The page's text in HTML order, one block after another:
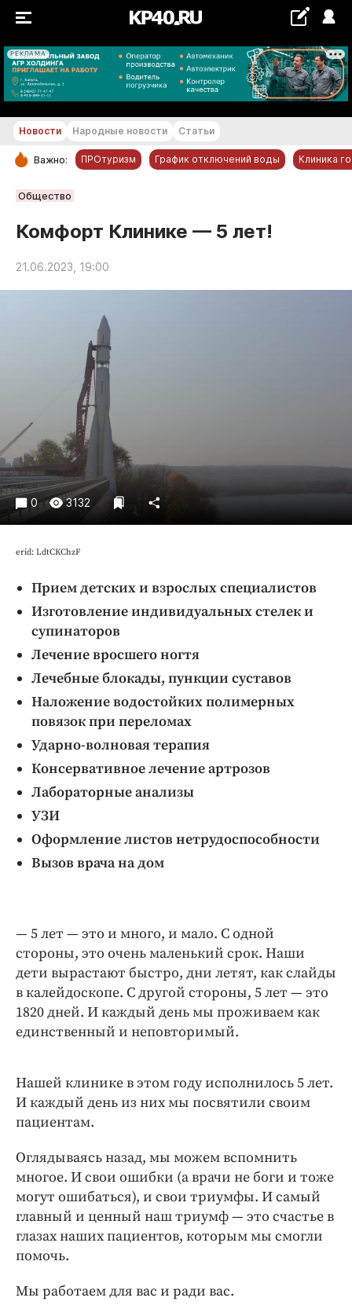
РЕКЛАМА
+28...+29 °С
РУБРИКИ
Обнинск
Новости компаний
Статьи
Народные новости
Авто и транспорт
Благоустройство
Криминал
Культура
Недвижимость и ЖКХ
Образование
Общество
Погода
Праздники
Происшествия
Спорт
ПРОЕКТЫ
Блоги
Издания
Медиаперсона
Интересное чтиво
Клиника года
Бренд года
Работодатель года
Новости Народные новости Статьи
Важно: ПРОтуризм График отключений воды Клиника
Общество
Комфорт Клинике — 5 лет!
21.06.2023, 19:00
0 3132
erid: LdtCKChzF
Прием детских и взрослых специалистов
Изготовление индивидуальных стелек и
супинаторов
Лечение вросшего ногтя
Лечебные блокады, пункции суставов
Наложение водостойких полимерных
повязок при переломах
Ударно-волновая терапия
Консервативное лечение артрозов
Лабораторные анализы
УЗИ
Оформление листов нетрудоспособности
Вызов врача на дом
— 5 лет — это и много, и мало. С одной
стороны, это очень маленький срок. Наши
дети вырастают быстро, дни летят, как слайды
в калейдоскопе. С другой стороны, 5 лет — это
1820 дней. И каждый день мы проживаем как
единственный и неповторимый.
Нашей клинике в этом году исполнилось 5 лет.
И каждый день из них мы посвятили своим
пациентам.
Оглядываясь назад, мы можем вспомнить
многое. И свои ошибки (а врачи не боги и тоже
могут ошибаться), и свои триумфы. И самый
главный и ценный наш триумф — это счастье в
глазах наших пациентов, которым мы смогли
помочь.
Мы работаем для вас и ради вас.